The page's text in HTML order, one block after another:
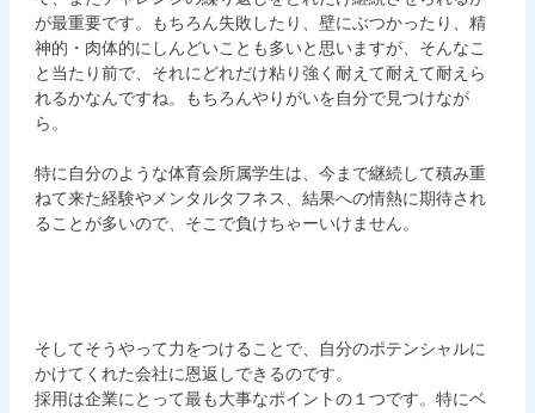
が最重要です。もちろん失敗したり、壁にぶつかったり、精
神的・肉体的にしんどいことも多いと思いますが、そんなこ
と当たり前で、それにどれだけ粘り強く耐えて耐えて耐えら
れるかなんですね。もちろんやりがいを自分で見つけなが
ら。
特に自分のような体育会所属学生は、今まで継続して積み重
ねて来た経験やメンタルタフネス、結果への情熱に期待され
ることが多いので、そこで負けちゃーいけません。
そしてそうやって力をつけることで、自分のポテンシャルに
かけてくれた会社に恩返しできるのです。
採用は企業にとって最も大事なポイントの１つです。特にベ